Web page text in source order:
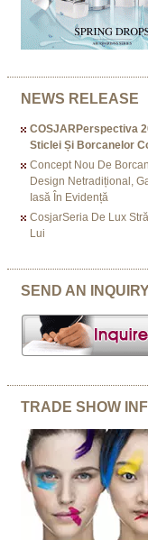
NEWS RELEASE
COSJARPerspectiva
Sticlei Și Borcanelor
Concept Nou De
Design Netradițional,
Iasă În Evidență
CosjarSeria De Lux
Lui
SEND AN
TRADE SHOW